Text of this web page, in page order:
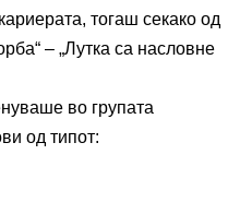
тогаш секако од
– „Лутка са насловне
во групата
од типот: